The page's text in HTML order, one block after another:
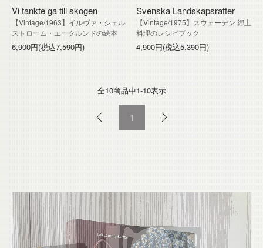
Vi tankte ga till skogen
【Vintage/1963】イルヴァ・シェル
ストローム・エークルンドの絵本
6,900円(税込7,590円)
Svenska Landskapsratter
【Vintage/1975】スウェーデン 郷土
料理のレシピブック
4,900円(税込5,390円)
全10商品中1-10表示
1